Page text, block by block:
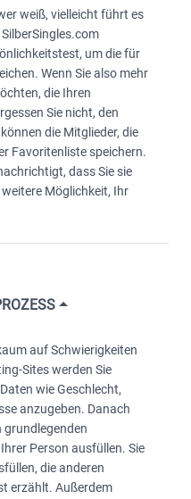
weiß, vielleicht führt es
um die für
Wenn Sie also mehr
die Ihren
Sie nicht, den
die Mitglieder, die
Favoritenliste speichern.
dass Sie sie
Möglichkeit, Ihr
auf Schwierigkeiten
Sites werden Sie
wie Geschlecht,
anzugeben. Danach
grundlegenden
Person ausfüllen. Sie
die anderen
erzählt. Außerdem